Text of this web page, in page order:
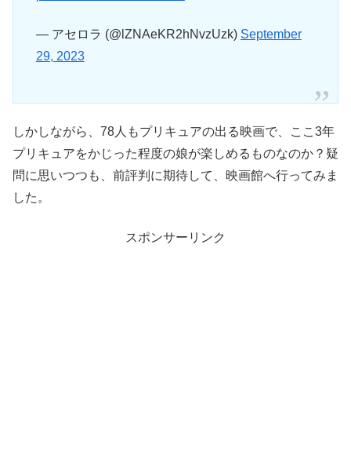
— アセロラ (@lZNAeKR2hNvzUzk) September
29, 2023
しかしながら、78人もプリキュアの出る映画で、ここ3年
プリキュアをかじった程度の娘が楽しめるものなのか？疑
問に思いつつも、前評判に期待して、映画館へ行ってみま
した。
スポンサーリンク